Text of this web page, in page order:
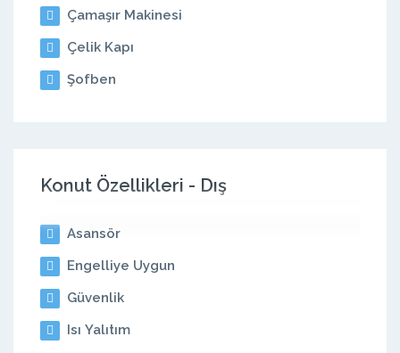
Çamaşır Makinesi
Çelik Kapı
Şofben
Konut Özellikleri - Dış
Asansör
Engelliye Uygun
Güvenlik
Isı Yalıtım